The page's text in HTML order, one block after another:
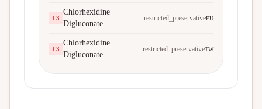
L3
Chlorhexidine
Digluconate
restricted_preservativeEU
L3
Chlorhexidine
Digluconate
restricted_preservativeTW